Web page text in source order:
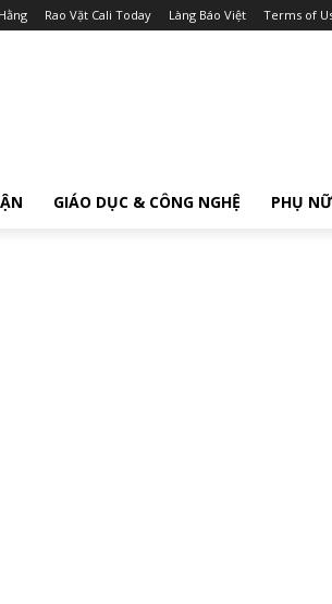
Rao Vặt Cali Today Làng Báo Việt Terms of
GIÁO DỤC & CÔNG NGHỆ PHỤ NỮ